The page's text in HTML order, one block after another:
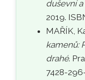
duševní
2019.
MAŘÍK,
kamenů:
drahé.
7428-